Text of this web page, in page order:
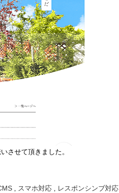
させて頂きました。
スマホ対応 レスポンシンブ対応